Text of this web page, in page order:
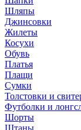
Шляпы
Джинсовки
Жилеты
Косухи
Обувь
Платья
Плащи
Сумки
Толстовки и
Футболки и
Шорты
Штаны